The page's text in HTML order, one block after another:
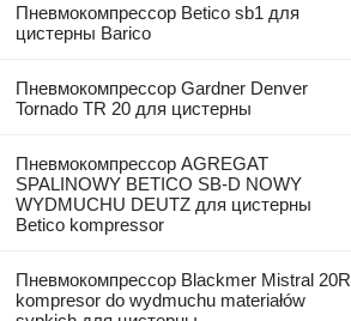
Пневмокомпрессор Betico sb1 для
цистерны Barico
Пневмокомпрессор Gardner Denver
Tornado TR 20 для цистерны
Пневмокомпрессор AGREGAT
SPALINOWY BETICO SB-D NOWY
WYDMUCHU DEUTZ для цистерны
Betico kompressor
Пневмокомпрессор Blackmer Mistral 20R
kompresor do wydmuchu materiałów